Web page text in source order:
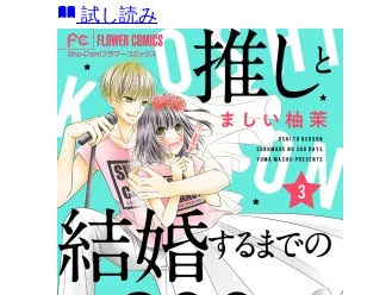
試し読み